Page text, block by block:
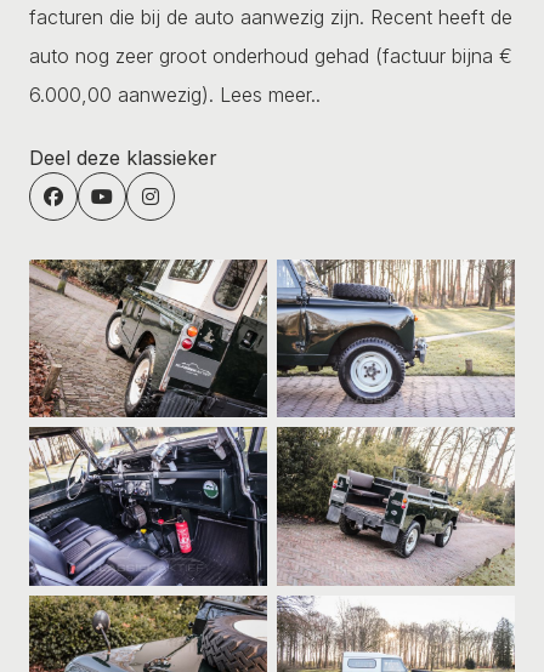
facturen die bij de auto aanwezig zijn. Recent heeft de
auto nog zeer groot onderhoud gehad (factuur bijna €
6.000,00 aanwezig). Lees meer..
Deel deze klassieker